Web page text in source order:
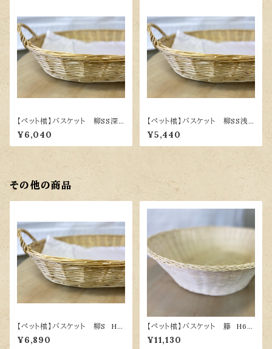
【ペット棺】バスケット 柳SS深
型 H50×D39×H15 専用布団
付
¥6,040
【ペット棺】バスケット 柳SS浅
型 H52×D36×H9.5 専用布団
付
¥5,440
その他の商品
【ペット棺】バスケット 柳S H5
7×D40.5×H11 専用布団付
¥6,890
【ペット棺】バスケット 籐 H66
×D40×H15 専用布団付
¥11,130